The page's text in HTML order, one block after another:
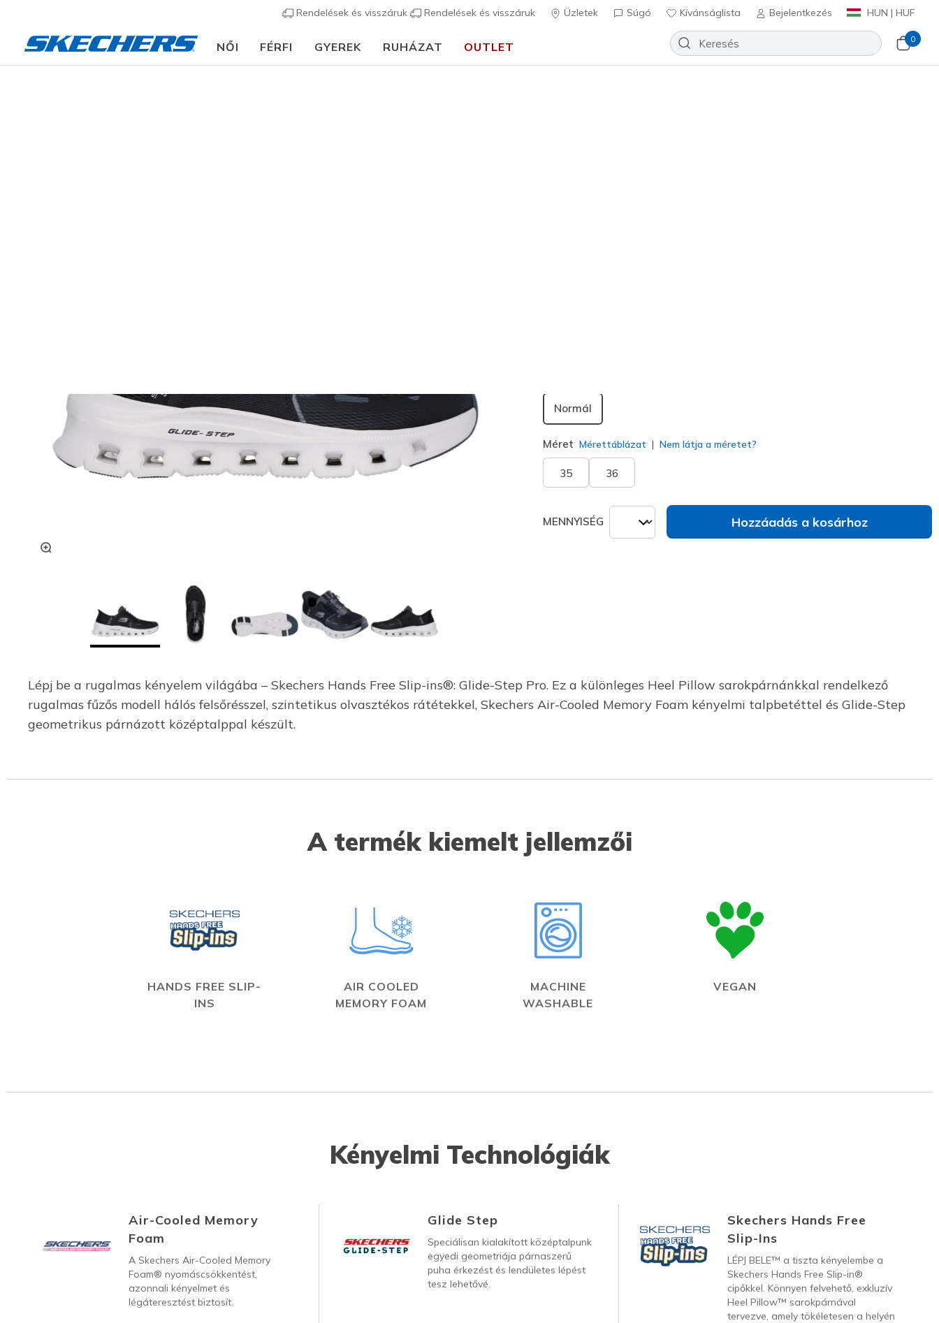
Rendelések és visszáruk Rendelések és visszáruk Üzletek Súgó Kívánságlista Bejelentkezés HUN | HUF
NŐI FÉRFI GYEREK RUHÁZAT OUTLET
0
Normál
Méret Mérettáblázat Nem látja a méretet?
35 36
MENNYISÉG Hozzáadás a kosárhoz
Lépj be a rugalmas kényelem világába – Skechers Hands Free Slip-ins®: Glide-Step Pro. Ez a különleges Heel Pillow sarokpárnánkkal rendelkező
rugalmas fűzős modell hálós felsőrésszel, szintetikus olvasztékos rátétekkel, Skechers Air-Cooled Memory Foam kényelmi talpbetéttel és Glide-Step
geometrikus párnázott középtalppal készült.
A termék kiemelt jellemzői
HANDS FREE SLIP-
INS
AIR COOLED
MEMORY FOAM
MACHINE
WASHABLE
VEGAN
Kényelmi Technológiák
Air-Cooled Memory
Foam
A Skechers Air-Cooled Memory
Foam® nyomáscsökkentést,
azonnali kényelmet és
légáteresztést biztosít.
Glide Step
Speciálisan kialakított középtalpunk
egyedi geometriája párnaszerű
puha érkezést és lendületes lépést
tesz lehetővé.
Skechers Hands Free
Slip-Ins
LÉPJ BELE™ a tiszta kényelembe a
Skechers Hands Free Slip-in®
cipőkkel. Könnyen felvehető, exkluzív
Heel Pillow™ sarokpárnával
tervezve, amely tökéletesen a helyén